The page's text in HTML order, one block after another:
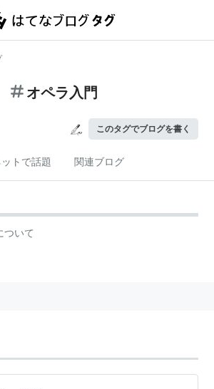
オペラ入門
このタグでブログを書く
トで話題 関連ブログ
ついて